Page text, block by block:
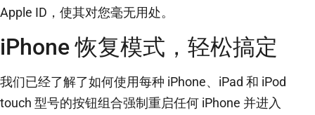
Apple ID，使其对您毫无用处。
iPhone 恢复模式，轻松搞定
我们已经了解了如何使用每种 iPhone、iPad 和 iPod
touch 型号的按钮组合强制重启任何 iPhone 并进入